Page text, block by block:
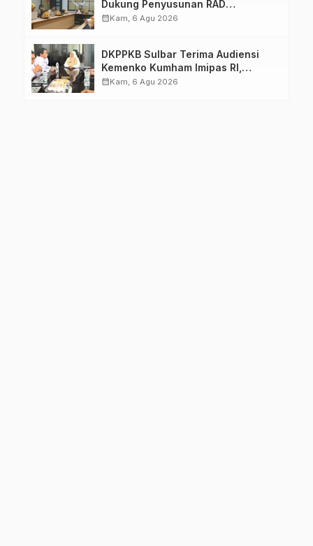
Dukung Penyusunan RAD
TPB/SDGs Sulawesi Barat
calendar_monthKam, 6 Agu 2026
DKPPKB Sulbar Terima Audiensi
Kemenko Kumham Imipas RI,
Perkuat Pelayanan Kesehatan bagi
calendar_monthKam, 6 Agu 2026